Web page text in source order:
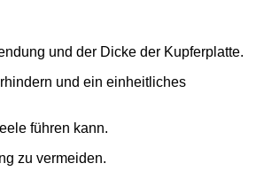
und der Dicke der Kupferplatte.
und ein einheitliches
führen kann.
zu vermeiden.